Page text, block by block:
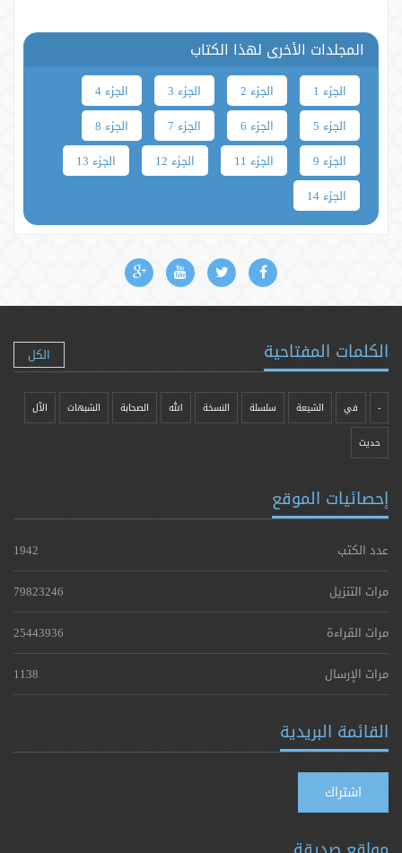
المجلدات الأخرى لهذا الكتاب
الجزء 1 الجزء 2 الجزء 3
الجزء 4
الجزء 5
الجزء 6 الجزء 7
الجزء 8
الجزء 9
الجزء 11 الجزء 12
الجزء 13
الجزء 14
الكلمات المفتاحية الكل
- في الشيعة سلسلة النسخة الله الصحابة الشبهات الآل
حدیث
إحصائيات الموقع
عدد الكتب
1942
مرات التنزيل
79823246
مرات القراءة
25443936
مرات الإرسال
1138
القائمة البريدية
اشتراك